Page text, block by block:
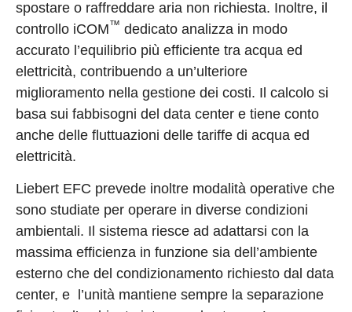
spostare o raffreddare aria non richiesta. Inoltre, il
controllo iCOM™ dedicato analizza in modo
accurato l’equilibrio più efficiente tra acqua ed
elettricità, contribuendo a un’ulteriore
miglioramento nella gestione dei costi. Il calcolo si
basa sui fabbisogni del data center e tiene conto
anche delle fluttuazioni delle tariffe di acqua ed
elettricità.
Liebert EFC prevede inoltre modalità operative che
sono studiate per operare in diverse condizioni
ambientali. Il sistema riesce ad adattarsi con la
massima efficienza in funzione sia dell’ambiente
esterno che del condizionamento richiesto dal data
center, e l’unità mantiene sempre la separazione